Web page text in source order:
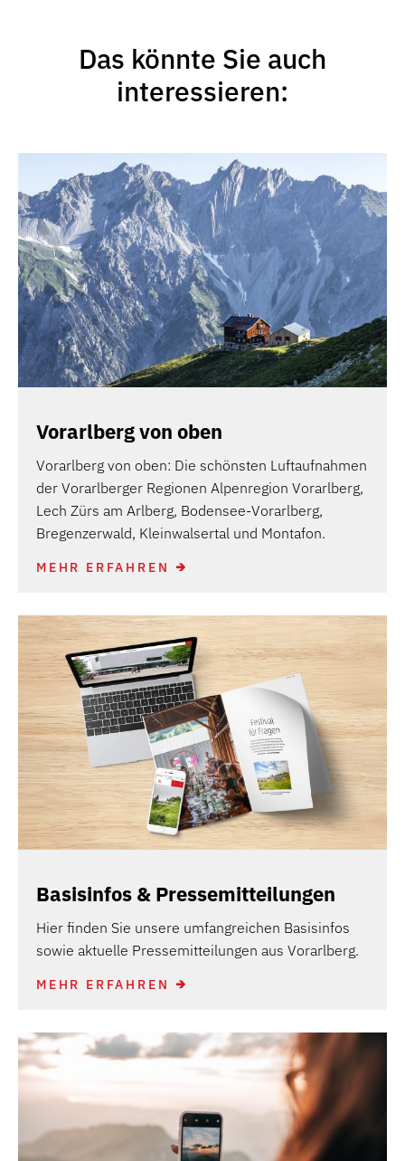
Das könnte Sie auch
interessieren:
Vorarlberg von oben
Vorarlberg von oben: Die schönsten Luftaufnahmen
der Vorarlberger Regionen Alpenregion Vorarlberg,
Lech Zürs am Arlberg, Bodensee-Vorarlberg,
Bregenzerwald, Kleinwalsertal und Montafon.
MEHR ERFAHREN
Basisinfos & Pressemitteilungen
Hier finden Sie unsere umfangreichen Basisinfos
sowie aktuelle Pressemitteilungen aus Vorarlberg.
MEHR ERFAHREN